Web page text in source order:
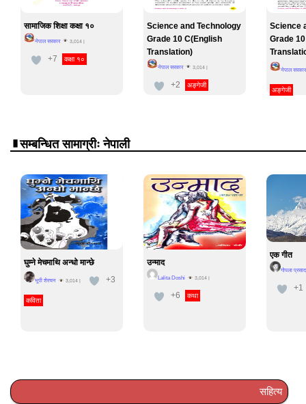
सामाजिक शिक्षा कक्षा १०
नेपाल सरकार 3,014|
+7 कक्षा १०
Science and Technology
Grade 10 C(English
Translation)
नेपाल सरकार 3,014|
+2 अङ्गेजी
Science
Grade
नेपाल सरकार
अङ्गेजी
सम्बन्धित सामाग्रीः नेपाली
घुम्ने मेचमाथि अन्धो मान्छे
भूपी शेरचन 3,014| +3
कविता
उन्माद
Lalita Doshi 3,014|
+6 कथा
एक गीत
गोपला
+1
सहित्य